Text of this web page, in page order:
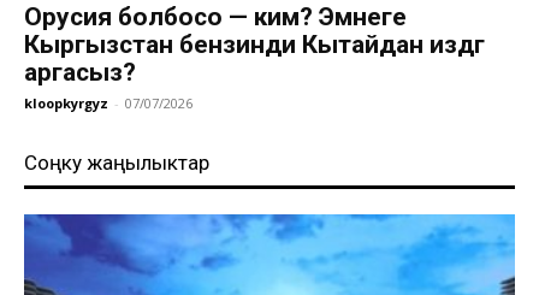
Орусия болбосо — ким? Эмнеге
Кыргызстан бензинди Кытайдан издөөгө
аргасыз?
kloopkyrgyz - 07/07/2026
Соңку жаңылыктар